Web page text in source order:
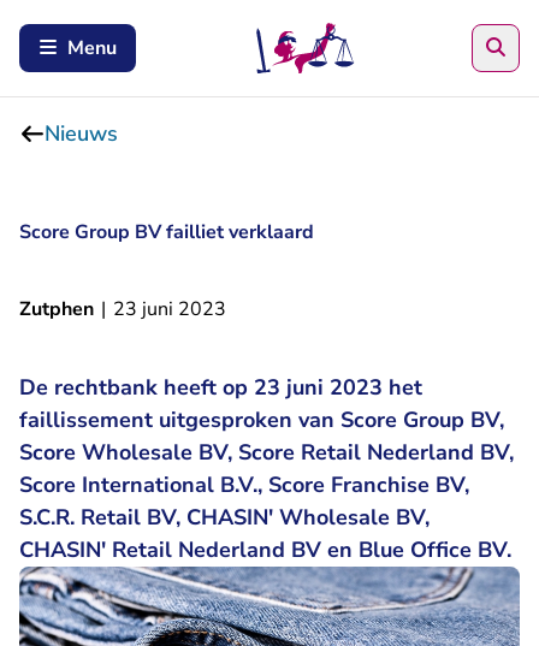
Menu
Nieuws
Score Group BV failliet verklaard
Zutphen | 23 juni 2023
De rechtbank heeft op 23 juni 2023 het
faillissement uitgesproken van Score Group BV,
Score Wholesale BV, Score Retail Nederland BV,
Score International B.V., Score Franchise BV,
S.C.R. Retail BV, CHASIN' Wholesale BV,
CHASIN' Retail Nederland BV en Blue Office BV.